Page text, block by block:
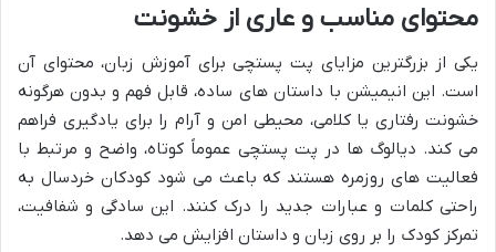
محتوای مناسب و عاری از خشونت
یکی از بزرگترین مزایای پت پستچی برای آموزش زبان، محتوای آن
است. این انیمیشن با داستان های ساده، قابل فهم و بدون هرگونه
خشونت رفتاری یا کلامی، محیطی امن و آرام را برای یادگیری فراهم
می کند. دیالوگ ها در پت پستچی عموماً کوتاه، واضح و مرتبط با
فعالیت های روزمره هستند که باعث می شود کودکان خردسال به
راحتی کلمات و عبارات جدید را درک کنند. این سادگی و شفافیت،
تمرکز کودک را بر روی زبان و داستان افزایش می دهد.